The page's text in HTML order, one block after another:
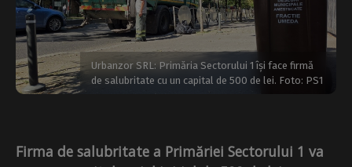
Urbanzor SRL: Primăria Sectorului 1 își face firmă
de salubritate cu un capital de 500 de lei. Foto: PS1
Firma de salubritate a Primăriei Sectorului 1 va